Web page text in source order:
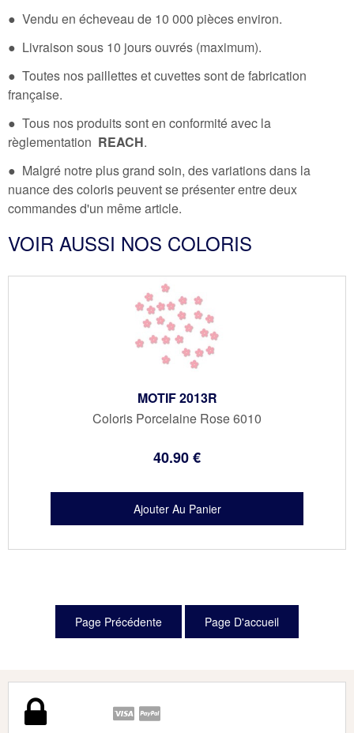
● Vendu en écheveau de 10 000 pièces environ.
● Livraison sous 10 jours ouvrés (maximum).
● Toutes nos paillettes et cuvettes sont de fabrication
française.
● Tous nos produits sont en conformité avec la
règlementation REACH.
● Malgré notre plus grand soin, des variations dans la
nuance des coloris peuvent se présenter entre deux
commandes d'un même article.
VOIR AUSSI NOS COLORIS
MOTIF 2013R
Coloris Porcelaine Rose 6010
40.90€